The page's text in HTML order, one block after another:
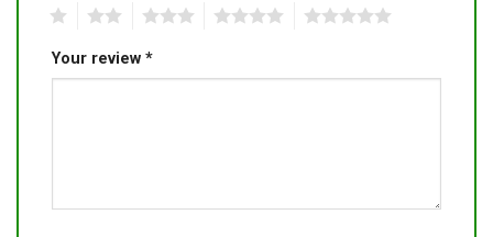
Your review *